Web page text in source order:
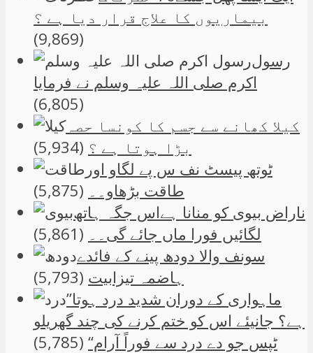
بیماریوں کا علاج قرار دیا ہے ؟
(9,869)
رسول
اکرم صلی اللہ علیہ وسلم نے فرمایا
(6,805)
کیلا کھانے سے جسم کا کونسا حصہ
بڑا ہوتا ہے ؟ (5,934)
ٹوتھ پیسٹ نف س پے لگاو اور
طاقت بڑھاو۔۔ (5,875)
ناراض بیوی کو منانا ہےاس جگہ ہاتھ
لگائیں فورا ماں جائے گی۔۔ (5,861)
سونف والا دودھ پینے کے فائدے
ہاضمہ تیزابیت (5,793)
”ماہواری کے دوران شدید درد ہوتا
ہے؟ جانیئے اس کو ختم کرنے کی چند گھریلو
ٹپس جو دے درد سے فوراً آرام“ (5,785)